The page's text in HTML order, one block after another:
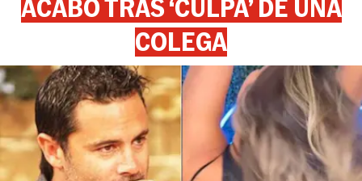
ACABÓ TRAS ‘CULPA’ DE UNA
COLEGA